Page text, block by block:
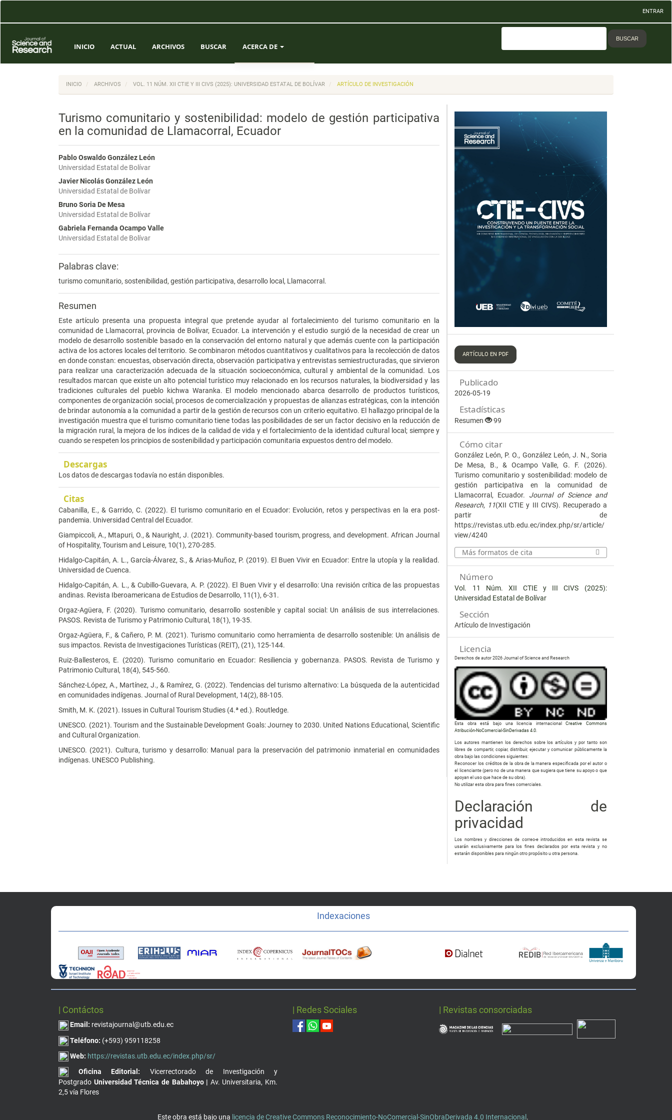
Contenido
Barra
lateral
ENTRAR
INICIO ACTUAL ARCHIVOS BUSCAR ACERCA DE
EQUIPO EDITORIAL
BUSCAR
INICIO ARCHIVOS VOL. 11 NÚM. XII CTIE Y III CIVS (2025): UNIVERSIDAD ESTATAL DE BOLÍVAR ARTÍCULO DE INVESTIGACIÓN
Turismo comunitario y sostenibilidad: modelo de gestión participativa
en la comunidad de Llamacorral, Ecuador
Pablo Oswaldo González León
Universidad Estatal de Bolívar
Javier Nicolás González León
Universidad Estatal de Bolívar
Bruno Soria De Mesa
Universidad Estatal de Bolívar
Gabriela Fernanda Ocampo Valle
Universidad Estatal de Bolívar
Palabras clave:
turismo comunitario, sostenibilidad, gestión participativa, desarrollo local, Llamacorral.
Resumen
Este artículo presenta una propuesta integral que pretende ayudar al fortalecimiento del turismo comunitario en la
comunidad de Llamacorral, provincia de Bolívar, Ecuador. La intervención y el estudio surgió de la necesidad de crear un
modelo de desarrollo sostenible basado en la conservación del entorno natural y que además cuente con la participación
activa de los actores locales del territorio. Se combinaron métodos cuantitativos y cualitativos para la recolección de datos
en donde constan: encuestas, observación directa, observación participativa y entrevistas semiestructuradas, que sirvieron
para realizar una caracterización adecuada de la situación socioeconómica, cultural y ambiental de la comunidad. Los
resultados marcan que existe un alto potencial turístico muy relacionado en los recursos naturales, la biodiversidad y las
tradiciones culturales del pueblo kichwa Waranka. El modelo mencionado abarca desarrollo de productos turísticos,
componentes de organización social, procesos de comercialización y propuestas de alianzas estratégicas, con la intención
de brindar autonomía a la comunidad a partir de la gestión de recursos con un criterio equitativo. El hallazgo principal de la
investigación muestra que el turismo comunitario tiene todas las posibilidades de ser un factor decisivo en la reducción de
la migración rural, la mejora de los índices de la calidad de vida y el fortalecimiento de la identidad cultural local; siempre y
cuando se respeten los principios de sostenibilidad y participación comunitaria expuestos dentro del modelo.
Descargas
Los datos de descargas todavía no están disponibles.
Citas
Cabanilla, E., & Garrido, C. (2022). El turismo comunitario en el Ecuador: Evolución, retos y perspectivas en la era post-
pandemia. Universidad Central del Ecuador.
Giampiccoli, A., Mtapuri, O., & Nauright, J. (2021). Community-based tourism, progress, and development. African Journal
of Hospitality, Tourism and Leisure, 10(1), 270-285.
Hidalgo-Capitán, A. L., García-Álvarez, S., & Arias-Muñoz, P. (2019). El Buen Vivir en Ecuador: Entre la utopía y la realidad.
Universidad de Cuenca.
Hidalgo-Capitán, A. L., & Cubillo-Guevara, A. P. (2022). El Buen Vivir y el desarrollo: Una revisión crítica de las propuestas
andinas. Revista Iberoamericana de Estudios de Desarrollo, 11(1), 6-31.
Orgaz-Agüera, F. (2020). Turismo comunitario, desarrollo sostenible y capital social: Un análisis de sus interrelaciones.
PASOS. Revista de Turismo y Patrimonio Cultural, 18(1), 19-35.
Orgaz-Agüera, F., & Cañero, P. M. (2021). Turismo comunitario como herramienta de desarrollo sostenible: Un análisis de
sus impactos. Revista de Investigaciones Turísticas (REIT), (21), 125-144.
Ruiz-Ballesteros, E. (2020). Turismo comunitario en Ecuador: Resiliencia y gobernanza. PASOS. Revista de Turismo y
Patrimonio Cultural, 18(4), 545-560.
Sánchez-López, A., Martínez, J., & Ramírez, G. (2022). Tendencias del turismo alternativo: La búsqueda de la autenticidad
en comunidades indígenas. Journal of Rural Development, 14(2), 88-105.
Smith, M. K. (2021). Issues in Cultural Tourism Studies (4.ª ed.). Routledge.
UNESCO. (2021). Tourism and the Sustainable Development Goals: Journey to 2030. United Nations Educational, Scientific
and Cultural Organization.
UNESCO. (2021). Cultura, turismo y desarrollo: Manual para la preservación del patrimonio inmaterial en comunidades
indígenas. UNESCO Publishing.
ARTÍCULO EN PDF
Publicado
2026-05-19
Estadísticas
Resumen 99
Cómo citar
González León, P. O., González León, J. N., Soria
De Mesa, B., & Ocampo Valle, G. F. (2026).
Turismo comunitario y sostenibilidad: modelo de
gestión participativa en la comunidad de
Llamacorral, Ecuador. Journal of Science and
Research, 11(XII CTIE y III CIVS). Recuperado a
partir de
https://revistas.utb.edu.ec/index.php/sr/article/
view/4240
Más formatos de cita
Número
Vol. 11 Núm. XII CTIE y III CIVS (2025):
Universidad Estatal de Bolívar
Sección
Artículo de Investigación
Licencia
Derechos de autor 2026 Journal of Science and Research
Esta obra está bajo una licencia internacionalCreative Commons
Atribución-NoComercial-SinDerivadas 4.0
Los autores mantienen los derechos sobre los artículos y por tanto son
libres de compartir, copiar, distribuir, ejecutar y comunicar públicamente la
obra bajo las condiciones siguientes:
Reconocer los créditos de la obra de la manera especificada por el autor o
el licenciante (pero no de una manera que sugiera que tiene su apoyo o que
apoyan el uso que hace de su obra).
No utilizar esta obra para fines comerciales.
Declaración de
privacidad
Los nombres y direcciones de correo-e introducidos en esta revista se
usarán exclusivamente para los fines declarados por esta revista y no
estarán disponibles para ningún otro propósito u otra persona.
Indexaciones
| Contáctos
Email: revistajournal@utb.edu.ec
Teléfono: (+593) 959118258
Web: https://revistas.utb.edu.ec/index.php/sr/
Oficina Editorial: Vicerrectorado de Investigación y
Postgrado Universidad Técnica de Babahoyo | Av. Universitaria, Km.
2,5 vía Flores
| Redes Sociales | Revistas consorciadas
Este obra está bajo una licencia de Creative Commons Reconocimiento-NoComercial-SinObraDerivada 4.0 Internacional .